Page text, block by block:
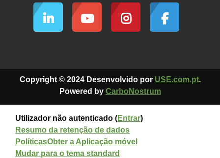
Copyright © 2024 Desenvolvido por USE.com.pt.
Powered by CarboNostrum
Utilizador não autenticado (Entrar)
Resumo da retenção de dados
PolíticasObter a Aplicação móvel
Mudar para o tema standard